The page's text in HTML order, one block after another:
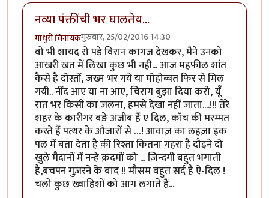
नव्या पंक्तींची भर घालतेय...
माधुरी विनायकगुरुवार, 25/02/2016 14:30
वो भी शायद रो पडे विरान कागज देखकर, मैने उनको
आखरी खत में लिखा कुछ भी नही... आज महफील शांत
कैसे है दोस्तों, जख्म भर गये या मोहोब्बत फिर से मिल
गयी.. नींद आए या ना आए, चिराग बुझा दिया करो, यूँ
रात भर किसी का जलना, हमसे देखा नहीं जाता....!!! तेरे
शहर के कारीगर बङे अजीब हैं ए दिल, काँच की मरम्मत
करते हैं पत्थर के औजारों से …! आवाज़ का लहज़ा इक
पल में बता देता है क़ी रिश्ता कितना गहरा है दौड़ने दो
खुले मैदानों में नन्हे क़दमों को ... ज़िन्दगी बहुत भगाती
है,बचपन गुज़रने के बाद !! मौसम बहुत सर्द है ऐ-दिल !
चलो कुछ ख्वाहिशों को आग लगाते हैं...